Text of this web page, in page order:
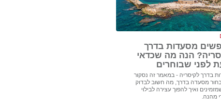
מסעדות בדרך
הנה מה שכדאי
לפני שבוחרים
בדרך לקיסריה - במאמר זה נסקור
מסעדה בדרך, מה חשוב לבדוק
ואיך להפוך עצירה לבילוי
מהנה.